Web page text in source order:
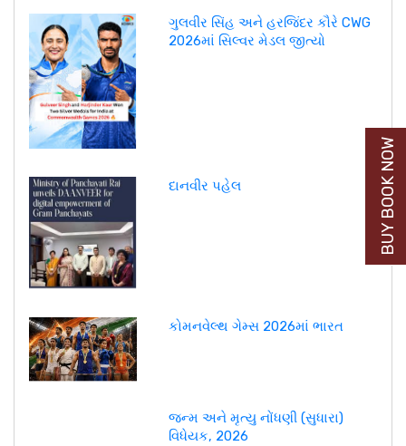
ગુલવીર સિંહ અને હરજિંદર કૌરે CWG
2026માં સિલ્વર મેડલ જીત્યો
દાનવીર પહેલ
કોમનવેલ્થ ગેમ્સ 2026માં ભારત
જન્મ અને મૃત્યુ નોંધણી (સુધારા)
વિધેયક, 2026
BUY BOOK NOW